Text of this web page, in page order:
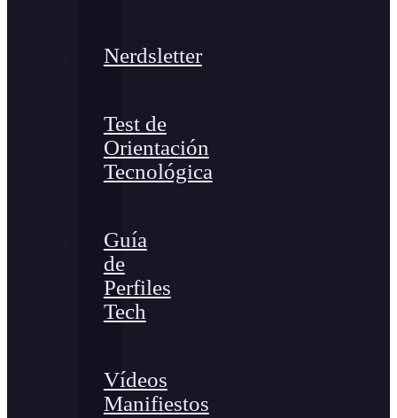
Nerdsletter
Test de
Orientación
Tecnológica
Guía
de
Perfiles
Tech
Vídeos
Manifiestos